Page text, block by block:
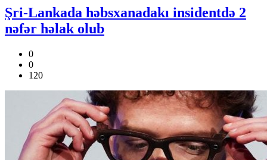
Şri-Lankada həbsxanadakı insidentdə 2
nəfər həlak olub
0
0
120